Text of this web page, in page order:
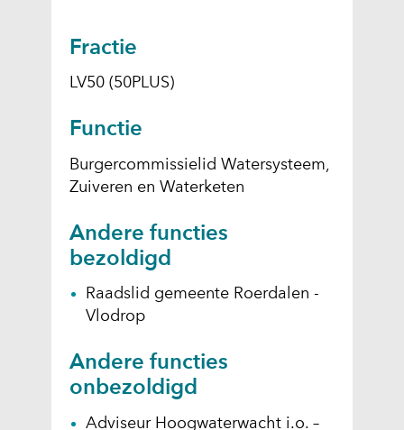
Fractie
LV50 (50PLUS)
Functie
Burgercommissielid Watersysteem,
Zuiveren en Waterketen
Andere functies
bezoldigd
Raadslid gemeente Roerdalen -
Vlodrop
Andere functies
onbezoldigd
Adviseur Hoogwaterwacht i.o. –